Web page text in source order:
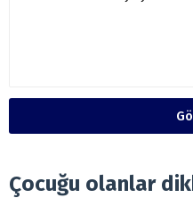
Çocuğu olanlar